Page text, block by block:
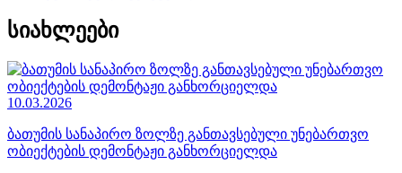
სიახლეები
10.03.2026
ბათუმის სანაპირო ზოლზე განთავსებული უნებართვო
ობიექტების დემონტაჟი განხორციელდა